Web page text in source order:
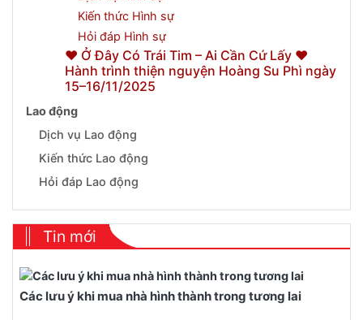
Kiến thức Hình sự
Hỏi đáp Hình sự
❤️ Ở Đây Có Trái Tim – Ai Cần Cứ Lấy ❤️
Hành trình thiện nguyện Hoàng Su Phì ngày
15–16/11/2025
Lao động
Dịch vụ Lao động
Kiến thức Lao động
Hỏi đáp Lao động
Tin mới
Các lưu ý khi mua nhà hình thành trong tương lai